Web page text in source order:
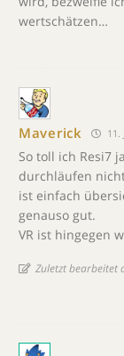
wertschätzen…
Maverick 11.
So toll ich Resi7
durchläufen
ist einfach
genauso gut.
VR ist hingegen
Zuletzt bearbeitet